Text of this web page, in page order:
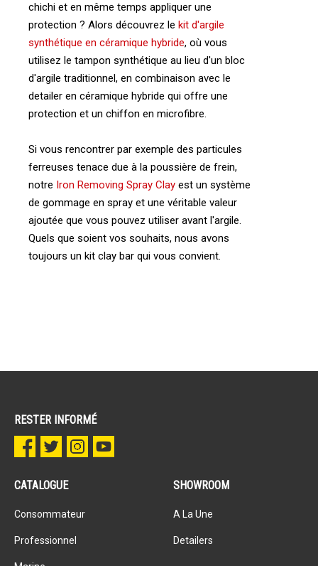
chichi et en même temps appliquer une
protection ? Alors découvrez le kit d'argile
synthétique en céramique hybride, où vous
utilisez le tampon synthétique au lieu d'un bloc
d'argile traditionnel, en combinaison avec le
detailer en céramique hybride qui offre une
protection et un chiffon en microfibre.
Si vous rencontrer par exemple des particules
ferreuses tenace due à la poussière de frein,
notre Iron Removing Spray Clay est un système
de gommage en spray et une véritable valeur
ajoutée que vous pouvez utiliser avant l'argile.
Quels que soient vos souhaits, nous avons
toujours un kit clay bar qui vous convient.
RESTER INFORMÉ
CATALOGUE
Consommateur
Professionnel
SHOWROOM
A La Une
Detailers